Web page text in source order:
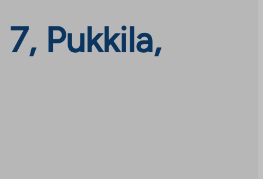
Pukkila,